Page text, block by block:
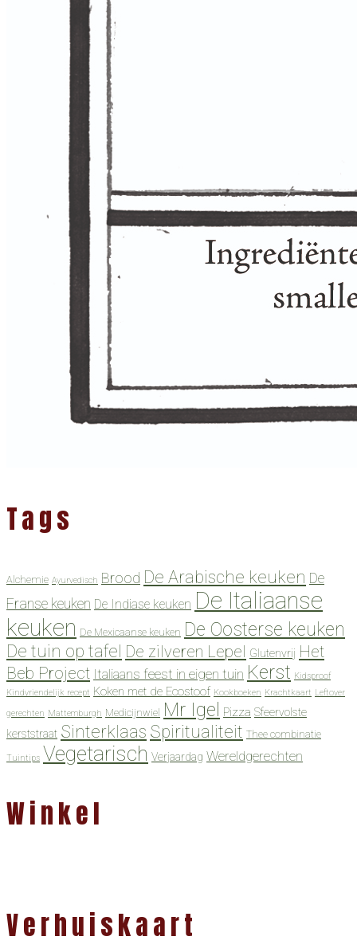
Tags
Alchemie Ayurvedisch Brood De Arabische keuken De
Franse keuken De Indiase keuken De Italiaanse
keuken De Mexicaanse keuken De Oosterse keuken
De tuin op tafel De zilveren Lepel Glutenvrij Het
Beb Project Italiaans feest in eigen tuin Kerst Kidsproof
Kindvriendelijk recept Koken met de Ecostoof Kookboeken Krachtkaart Leftover
gerechten Mattemburgh Medicijnwiel Mr Igel Pizza Sfeervolste
kerststraat Sinterklaas Spiritualiteit Thee combinatie
Tuintips Vegetarisch Verjaardag Wereldgerechten
Winkel
Verhuiskaart